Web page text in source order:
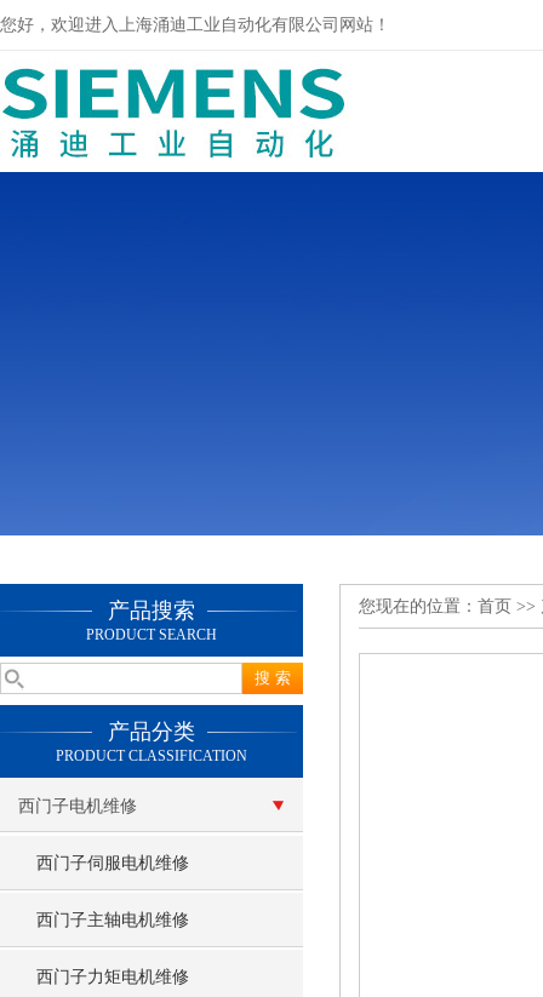
您好，欢迎进入上海涌迪工业自动化有限公司网站！
产品搜索
PRODUCT SEARCH
产品分类
PRODUCT CLASSIFICATION
西门子电机维修
西门子伺服电机维修
西门子主轴电机维修
西门子力矩电机维修
您现在的位置： 首页 >>